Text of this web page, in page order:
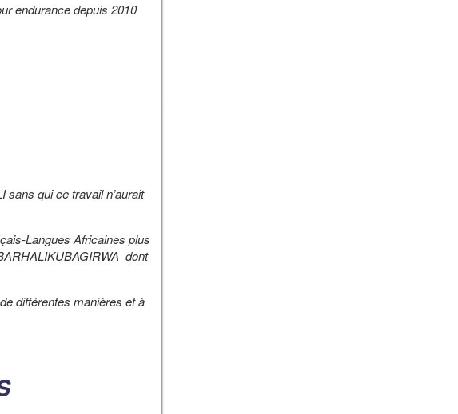
endurance depuis 2010
qui ce travail n’aurait
Langues Africaines plus
dont
différentes manières et à